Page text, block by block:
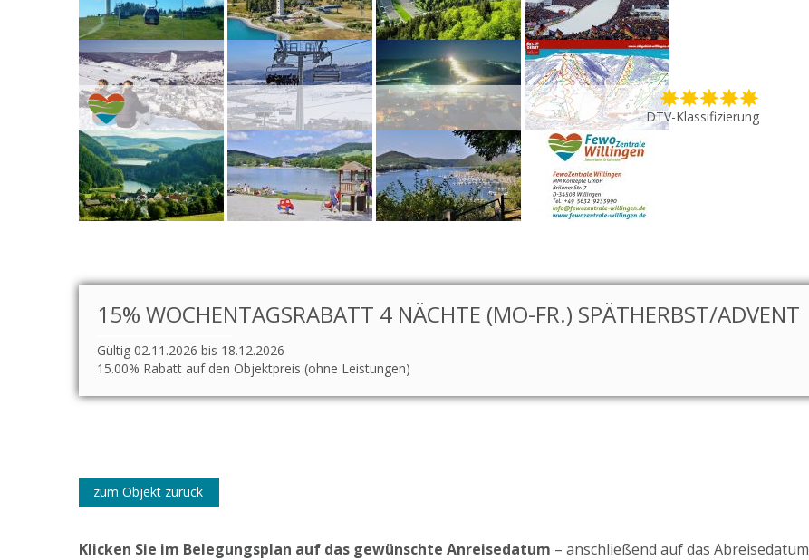
DTV-Klassifizierung
15% WOCHENTAGSRABATT 4 NÄCHTE (MO-FR.) SPÄTHERBST/ADVENT
Gültig 02.11.2026 bis 18.12.2026
15.00% Rabatt auf den Objektpreis (ohne Leistungen)
zum Objekt zurück
Klicken Sie im Belegungsplan auf das gewünschte Anreisedatum – anschließend auf das Abreisedatum